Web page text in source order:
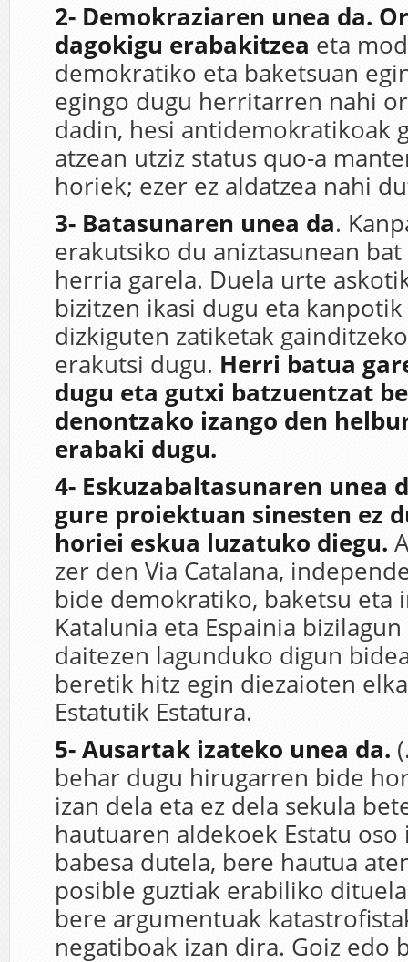
2- Demokraziaren unea da.
dagokigu erabakitzea eta
demokratiko eta baketsuan
egingo dugu herritarren nahi
dadin, hesi antidemokratikoak
atzean utziz status quo-a
horiek; ezer ez aldatzea nahi
3- Batasunaren unea da.
erakutsiko du aniztasunean
herria garela. Duela urte
bizitzen ikasi dugu eta
dizkiguten zatiketak
erakutsi dugu. Herri batua
dugu eta gutxi batzuentzat
denontzako izango den
erabaki dugu.
4- Eskuzabaltasunaren unea
gure proiektuan sinesten ez
horiei eskua luzatuko diegu.
zer den Via Catalana,
bide demokratiko, baketsu eta
Katalunia eta Espainia
daitezen lagunduko digun
beretik hitz egin diezaioten
Estatutik Estatura.
5- Ausartak izateko unea da.
behar dugu hirugarren bide
izan dela eta ez dela sekula
hautuaren aldekoek Estatu
babesa dutela, bere hautua
posible guztiak erabiliko
bere argumentuak
negatiboak izan dira. Goiz edo